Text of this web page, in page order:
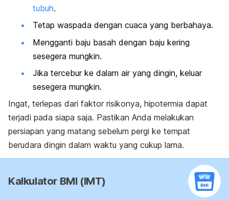
tubuh.
Tetap waspada dengan cuaca yang berbahaya.
Mengganti baju basah dengan baju kering
sesegera mungkin.
Jika tercebur ke dalam air yang dingin, keluar
sesegera mungkin.
Ingat, terlepas dari faktor risikonya, hipotermia dapat
terjadi pada siapa saja. Pastikan Anda melakukan
persiapan yang matang sebelum pergi ke tempat
berudara dingin dalam waktu yang cukup lama.
Kalkulator BMI (IMT)